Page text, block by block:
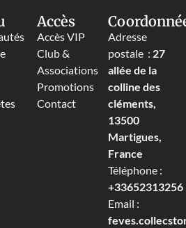
Accès
Accès VIP
Club &
Associations
Promotions
Contact
Adresse
postale : 27
allée de la
colline des
cléments,
13500
Martigues,
France
Téléphone :
+33652313256‬
Email :